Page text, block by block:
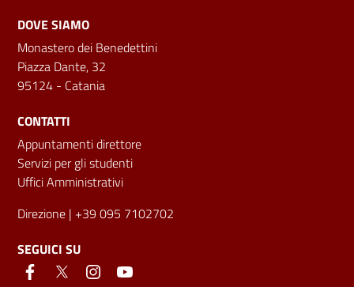
DOVE SIAMO
Monastero dei Benedettini
Piazza Dante, 32
95124 - Catania
CONTATTI
Appuntamenti direttore
Servizi per gli studenti
Uffici Amministrativi
Direzione | +39 095 7102702
SEGUICI SU